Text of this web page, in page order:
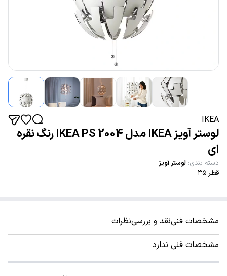
IKEA
لوستر آویز IKEA مدل IKEA PS 2004 رنگ نقره
ای
دسته بندی: لوستر آویز
قطر ۳۵
مشخصات فنینقد و بررسینظرات
مشخصات فنی ندارد